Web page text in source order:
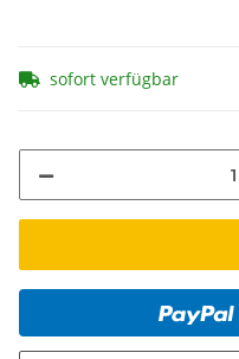
sofort verfügbar